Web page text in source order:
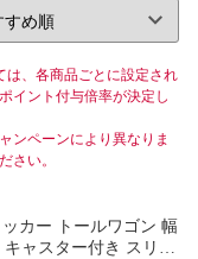
は、各商品ごとに設定され
イント付与倍率が決定し
ンペーンにより異なりま
さい。
キャスター付き スリム